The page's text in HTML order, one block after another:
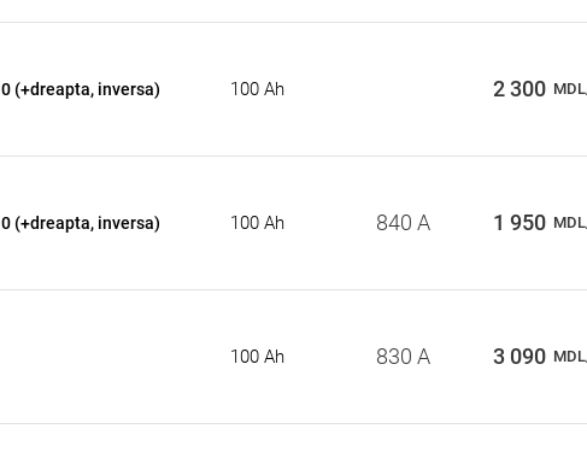
0 (+dreapta, inversa) 100 Ah 2 300
0 (+dreapta, inversa) 100 Ah 840 A 1 950
100 Ah 830 A 3 090